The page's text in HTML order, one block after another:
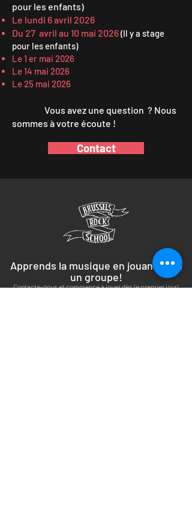
pour les enfants)
Le lundi 6 avril 2026
Du 27 avril au 10 mai 2026(Il y a stage
pour les enfants)
Le 1 er mai 2026
Le 14 mai 2026
Le 25 mai 2026
Vous avez une question ? Nous
sommes à votre écoute !
Contact
Apprends la musique en jouant dans
un groupe!
Contacte-nous et commence à jouer dès le premier jour!